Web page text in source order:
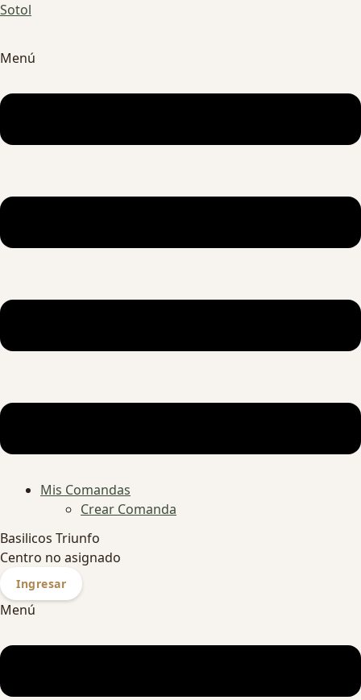
Sotol
Menú
Mis Comandas
Crear Comanda
Basilicos Triunfo
Centro no asignado
Ingresar
Menú